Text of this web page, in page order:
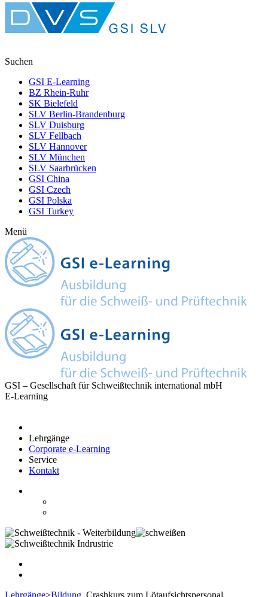
Suchen
GSI E-Learning
BZ Rhein-Ruhr
SK Bielefeld
SLV Berlin-Brandenburg
SLV Duisburg
SLV Fellbach
SLV Hannover
SLV München
SLV Saarbrücken
GSI China
GSI Czech
GSI Polska
GSI Turkey
Menü
GSI – Gesellschaft für Schweißtechnik international mbH
E-Learning
Lehrgänge
Corporate e-Learning
Service
Kontakt
Lehrgänge>Bildung Crashkurs zum Lötaufsichtspersonal